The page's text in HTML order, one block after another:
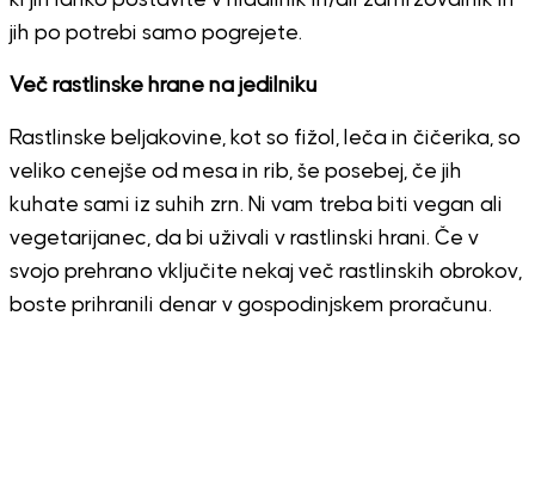
jih po potrebi samo pogrejete.
Več rastlinske hrane na jedilniku
Rastlinske beljakovine, kot so fižol, leča in čičerika, so
veliko cenejše od mesa in rib, še posebej, če jih
kuhate sami iz suhih zrn. Ni vam treba biti vegan ali
vegetarijanec, da bi uživali v rastlinski hrani. Če v
svojo prehrano vključite nekaj več rastlinskih obrokov,
boste prihranili denar v gospodinjskem proračunu.